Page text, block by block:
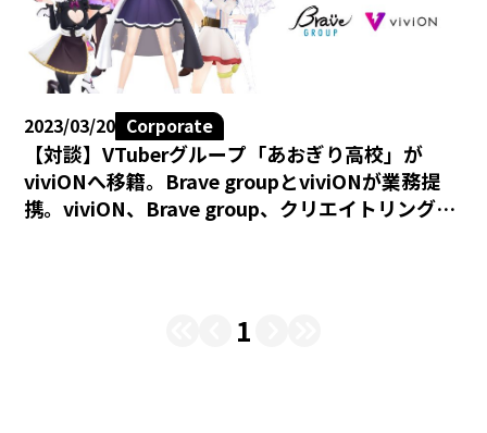
2023/03/20 Corporate
【対談】VTuberグループ「あおぎり高校」が
viviONへ移籍。Brave groupとviviONが業務提
携。viviON、Brave group、クリエイトリング、
1